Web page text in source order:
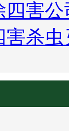
害
杀